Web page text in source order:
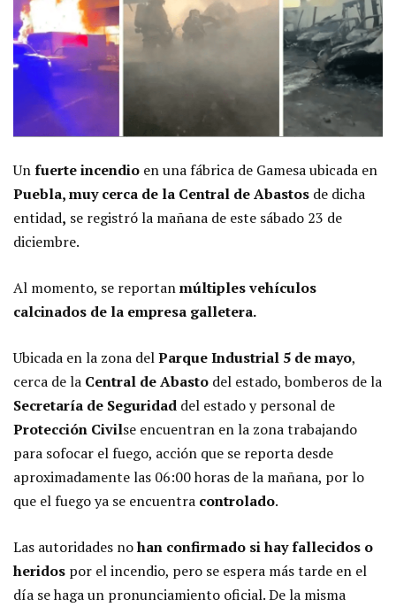
Unfuerte incendio en una fábrica de Gamesa ubicada en
Puebla, muy cerca de la Central de Abastos de dicha
entidad, se registró la mañana de este sábado 23 de
diciembre.
Al momento, se reportanmúltiples vehículos
calcinados de la empresa galletera.
Ubicada en la zona delParque Industrial 5 de mayo,
cerca de la Central de Abasto del estado, bomberos de la
Secretaría de Seguridad del estado y personal de
Protección Civilse encuentran en la zona trabajando
para sofocar el fuego, acción que se reporta desde
aproximadamente las 06:00 horas de la mañana, por lo
que el fuego ya se encuentra controlado.
Las autoridades nohan confirmado si hay fallecidos o
heridos por el incendio, pero se espera más tarde en el
día se haga un pronunciamiento oficial. De la misma